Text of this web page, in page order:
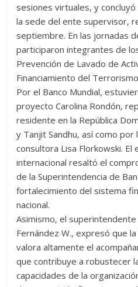
sesiones virtuales, y concluyó
la sede del ente supervisor,
septiembre. En las jornadas
participaron integrantes de
Prevención de Lavado de
Financiamiento del
Por el Banco Mundial,
proyecto Carolina Rondón,
residente en la República
y Tanjit Sandhu, así como por
consultora Lisa Florkowski. El
internacional resaltó el
de la Superintendencia de
fortalecimiento del sistema
nacional.
Asimismo, el
Fernández W., expresó que
valora altamente el
que contribuye a robustecer
capacidades de la